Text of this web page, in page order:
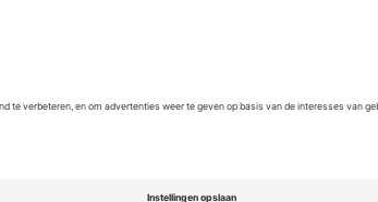
CDMX, Mexico
© 2026 Ticombo. Alle rechten voorbehouden.